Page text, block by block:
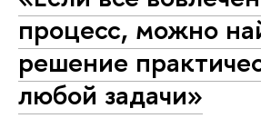
процесс, можно
решение
любой задачи»